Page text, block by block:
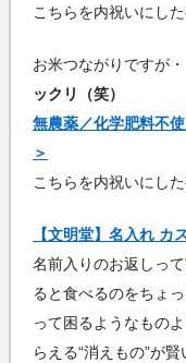
こちらを内祝いにし
お米つながりですが
ックリ（笑）
無農薬／化学肥料不
＞
こちらを内祝いにし
【文明堂】名入れ カ
名前入りのお返しっ
ると食べるのをちょ
って困るようなもの
らえる“消えもの”が賢